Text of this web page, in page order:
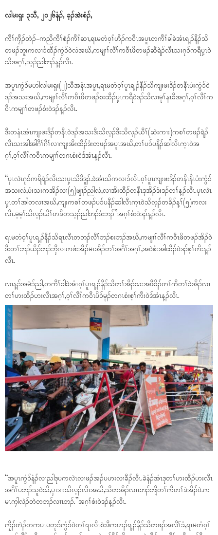
လါမးရှး ၃သီ, ၂၀၂၆နံၣ်, ခ့ၣ်အဲးစံၣ်,
ကီၢ်ကၠီၣ်တဲၣ်-ကညီကီၢ်စဲၣ်ကီၢ်ဆၢ,ရၤမတံဝ့ၢ်ဟီၣ်ကဝီၤအပူၤတကီၢ်ခါခဲအံၤရ့ၣ်နီၣ်သိ
တဖၣ်ဘူးကလၢၥ်ထီၣ်ကွံၥ်ဝဲလံအဃိ,ကမျၢၢ်လီၢ်ကဝီၤဖိတဖၣ်ဆီရဲၣ်လီၤသးဂုၥ်ကရီပှ့ၤဝဲ
သိအဂ့ၢ်,သ့ၣ်ညါဘၣ်န့ၣ်လီၤ.
အပူၤကွံၥ်မဟါလါမးရှး(၂)သီအနံၤအပူၤ,ရၤမတံဝ့ၢ်ပူၤရ့ၣ်နီၣ်သိကျးဖးဒိၣ်တနီၤပံးကွံၥ်ဝဲ
ဒၣ်အသးအဃိ,ကမျၢၢ်လီၢ်ကဝီၤဖိတဖၣ်စးထီၣ်ပှ့ၤကရီဝဲဒၣ်သိလၢမုၢ်နၤခီအဂ့ၢ်,ဝ့ၢ်လီၢ်က
ဝီၤကမျၢၢ်တဖၣ်စံးဝဲဒၣ်န့ၣ်လီၤ.
ဒီးတနံၤအံၤကျးဖးဒိၣ်တနီၤဝဲဒၣ်အသးဒီးသိလ့ၣ်ဒီးသိလ့ၣ်ယီၢ်(ဆဲးကၢး)ကစၢ်တဖၣ်ရဲၣ်
လီၤသးအါအါဂီၢ်ဂီၢ်လၢကျးအိးထီၣ်ဒံးတဖၣ်အပူၤအဃိ,တၢ်ပၥ်ပနီၣ်ဆါလီၤက့ၤဝဲအ
ဂ့ၢ်,ဝ့ၢ်လီၢ်ကဝီၤကမျၢၢ်တဂၤစံးဝဲဒ်အံၤန့ၣ်လီၤ.
“ပှၤလဲၤဂုၥ်ကရီရဲၣ်လီၤသးပှ့ၤသိဒီဒူၣ်.ခဲအံၤသိကလၢၥ်လီၤ.ဝ့ၢ်ပူၤကျးဖးဒိၣ်တနီၤနီၤပံးကွံၥ်
အသးလံ,ပံးသးကအိၣ်လၢ(၅)ဖျၢၣ်ညါလံ,လၢအိးထီၣ်တနီၤဒုအိၣ်ဒံးဒၣ်တၢ်န့ၣ်လီၤ.ပှၤလဲၤ
ပှ့ၤတၢ်အါတလၢအဃိ,ကျးကစၢ်တဖၣ်ပၥ်ပနီၣ်ဆါလီၤက့ၤဝဲသိလ့ၣ်တခိၣ်န့ၢ်(၅)ကလး
လီၤ.မ့မ့ၢ်သိလ့ၣ်ယီၢ်တခီတသ့ၣ်ညါဘၣ်ဒံးဘၣ်”အဂ့ၢ်စံးဝဲဒၣ်န့ၣ်လီၤ.
ရၤမတံဝ့ၢ်ပူၤရ့ၣ်နီၣ်သိရၤလီၤတဘၣ်လီၢ်ဘၣ်စးဘၣ်အဃိ,ကမျၢၢ်လီၢ်ကဝီၤဖိတဖၣ်အိၣ်ဝဲ
ဒီးတၢ်ဘၣ်ယိၣ်ဘၣ်ဘှီလၢကဖံးအီၣ်မၤအီၣ်တၢ်အဂီၢ်အဂ့ၢ်,အဝဲစံးအါထီၣ်ဝဲဒၣ်စ့ၢ်ကီးန့ၣ်
လီၤ.
လၢန့ၣ်အမဲၥ်ညါ,တကီၢ်ခါခဲအံၤဝ့ၢ်ပူၤရ့ၣ်နီၣ်သိတၢ်အိၣ်သးအဖီခိၣ်တၢ်ကီတၢ်ခဲအိၣ်လၢ
တၢ်ဟးထီၣ်ဟးလီၤအဂ့ၢ်,ဝ့ၢ်လီၢ်ကဝီၤပိၥ်မုၣ်တဂၤစံးစ့ၢ်ကီးဝဲဒ်အံၤန့ၣ်လီၤ.
“အပူၤကွံၥ်နံၣ်လၢညါဒုပကလဲၤလၢဖၣ်အၣ်ပဟးလၢခီၣ်လီၤ.ခဲနံၣ်အံၤဒုတၢ်ဟးထီၣ်ဟးလီၤ
အဂီၢ်ပဘၣ်သူဝဲသိ,ပှၤဒၢးသိလ့ၣ်လီၤအဃိ,သိတအိၣ်လၢၤဘၣ်ဘျီတၢ်ကီတၢ်ခဲအိၣ်ဝဲ.က
မၤကၠါလဲၣ်တဲတဘၣ်လၢၤဘၣ်.”အဂ့ၢ်စံးဝဲဒၣ်န့ၣ်လီၤ.
ကၠီၣ်တဲၣ်တကပၤပတုၥ်ကွံၥ်ဝဲတၢ်ရၤလီၤစဲးဖီကဟၣ်ရ့ၣ်နီၣ်သိတဖၣ်အလီၢ်ခံ,ရၤမတံဝ့ၢ်